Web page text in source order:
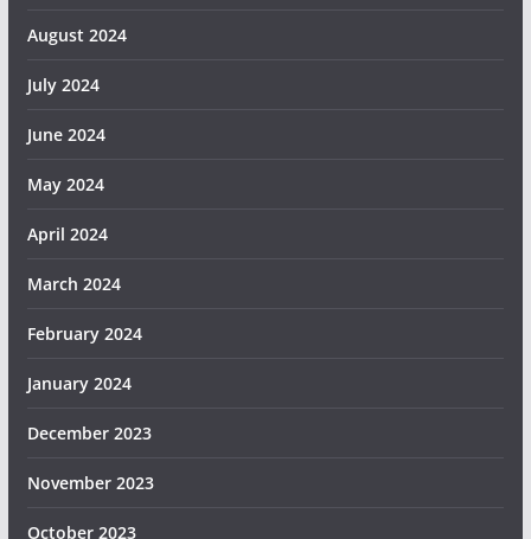
August 2024
July 2024
June 2024
May 2024
April 2024
March 2024
February 2024
January 2024
December 2023
November 2023
October 2023